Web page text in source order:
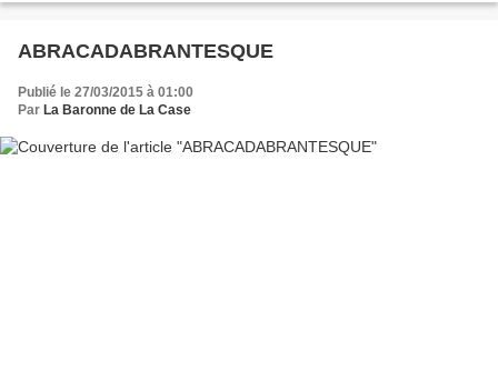
ABRACADABRANTESQUE
Publié le 27/03/2015 à 01:00
Par La Baronne de La Case